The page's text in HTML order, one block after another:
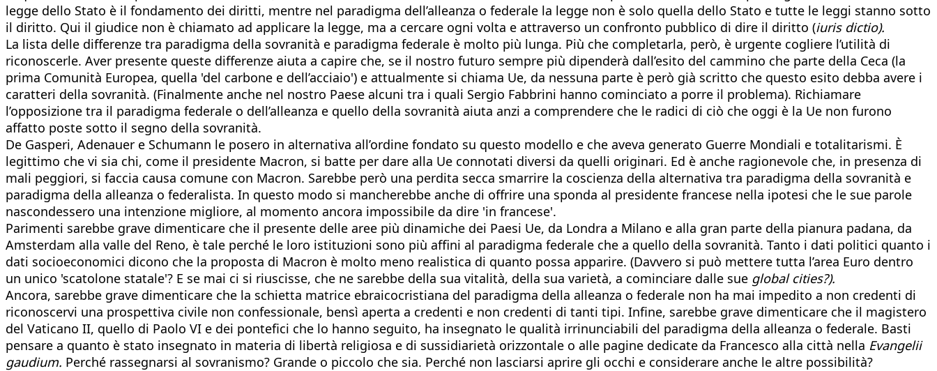
legge dello Stato è il fondamento dei diritti, mentre nel paradigma dell’alleanza o federale la legge non è solo quella dello Stato e tutte le leggi stanno sotto
il diritto. Qui il giudice non è chiamato ad applicare la legge, ma a cercare ogni volta e attraverso un confronto pubblico di dire il diritto (iuris dictio).
La lista delle differenze tra paradigma della sovranità e paradigma federale è molto più lunga. Più che completarla, però, è urgente cogliere l’utilità di
riconoscerle. Aver presente queste differenze aiuta a capire che, se il nostro futuro sempre più dipenderà dall’esito del cammino che parte della Ceca (la
prima Comunità Europea, quella 'del carbone e dell’acciaio') e attualmente si chiama Ue, da nessuna parte è però già scritto che questo esito debba avere i
caratteri della sovranità. (Finalmente anche nel nostro Paese alcuni tra i quali Sergio Fabbrini hanno cominciato a porre il problema). Richiamare
l’opposizione tra il paradigma federale o dell’alleanza e quello della sovranità aiuta anzi a comprendere che le radici di ciò che oggi è la Ue non furono
affatto poste sotto il segno della sovranità.
De Gasperi, Adenauer e Schumann le posero in alternativa all’ordine fondato su questo modello e che aveva generato Guerre Mondiali e totalitarismi. È
legittimo che vi sia chi, come il presidente Macron, si batte per dare alla Ue connotati diversi da quelli originari. Ed è anche ragionevole che, in presenza di
mali peggiori, si faccia causa comune con Macron. Sarebbe però una perdita secca smarrire la coscienza della alternativa tra paradigma della sovranità e
paradigma della alleanza o federalista. In questo modo si mancherebbe anche di offrire una sponda al presidente francese nella ipotesi che le sue parole
nascondessero una intenzione migliore, al momento ancora impossibile da dire 'in francese'.
Parimenti sarebbe grave dimenticare che il presente delle aree più dinamiche dei Paesi Ue, da Londra a Milano e alla gran parte della pianura padana, da
Amsterdam alla valle del Reno, è tale perché le loro istituzioni sono più affini al paradigma federale che a quello della sovranità. Tanto i dati politici quanto i
dati socioeconomici dicono che la proposta di Macron è molto meno realistica di quanto possa apparire. (Davvero si può mettere tutta l’area Euro dentro
un unico 'scatolone statale'? E se mai ci si riuscisse, che ne sarebbe della sua vitalità, della sua varietà, a cominciare dalle sue global cities?).
Ancora, sarebbe grave dimenticare che la schietta matrice ebraicocristiana del paradigma della alleanza o federale non ha mai impedito a non credenti di
riconoscervi una prospettiva civile non confessionale, bensì aperta a credenti e non credenti di tanti tipi. Infine, sarebbe grave dimenticare che il magistero
del Vaticano II, quello di Paolo VI e dei pontefici che lo hanno seguito, ha insegnato le qualità irrinunciabili del paradigma della alleanza o federale. Basti
pensare a quanto è stato insegnato in materia di libertà religiosa e di sussidiarietà orizzontale o alle pagine dedicate da Francesco alla città nella Evangelii
gaudium. Perché rassegnarsi al sovranismo? Grande o piccolo che sia. Perché non lasciarsi aprire gli occhi e considerare anche le altre possibilità?